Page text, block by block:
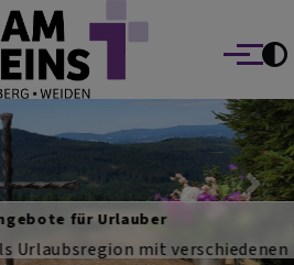
GEMEINSAM EINS
Weiden
Menü
für Urlauber
mit verschiedenen
Next